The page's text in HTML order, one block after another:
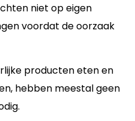
niet op eigen
voordat de oorzaak
producten eten en
hebben meestal geen